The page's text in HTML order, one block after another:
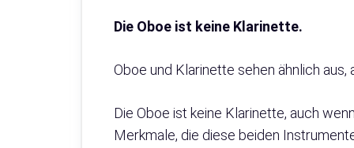
Die Oboe ist keine Klarinette.
Oboe und Klarinette sehen ähnlich
Die Oboe ist keine Klarinette, auch
Merkmale, die diese beiden